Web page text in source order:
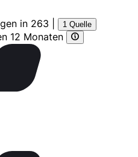
in 263 1 Quelle
12 Monaten